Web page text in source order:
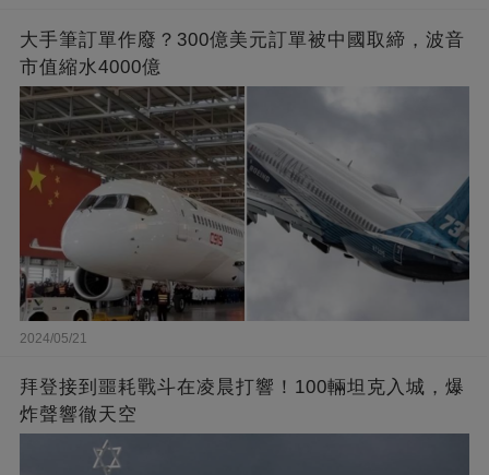
大手筆訂單作廢？300億美元訂單被中國取締，波音
市值縮水4000億
2024/05/21
拜登接到噩耗戰斗在凌晨打響！100輛坦克入城，爆
炸聲響徹天空